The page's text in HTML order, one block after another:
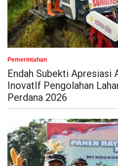
Pemerintahan
Endah Subekti Apresiasi
InovatIf Pengolahan
Perdana 2026